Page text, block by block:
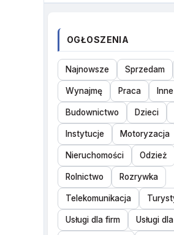
OGŁOSZENIA
Najnowsze Sprzedam
Wynajmę Praca Inne
Budownictwo Dzieci
Instytucje Motoryzacja
Nieruchomości Odzież
Rolnictwo Rozrywka
Telekomunikacja
Usługi dla firm Usługi